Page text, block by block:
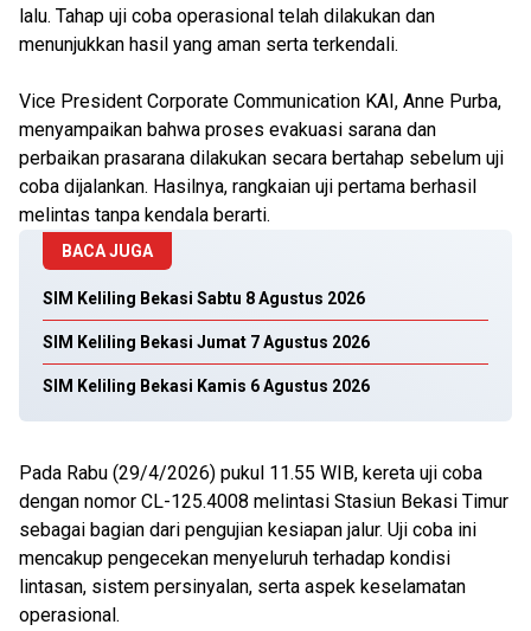
lalu. Tahap uji coba operasional telah dilakukan dan
menunjukkan hasil yang aman serta terkendali.
Vice President Corporate Communication KAI, Anne Purba,
menyampaikan bahwa proses evakuasi sarana dan
perbaikan prasarana dilakukan secara bertahap sebelum uji
coba dijalankan. Hasilnya, rangkaian uji pertama berhasil
melintas tanpa kendala berarti.
BACA JUGA
SIM Keliling Bekasi Sabtu 8 Agustus 2026
SIM Keliling Bekasi Jumat 7 Agustus 2026
SIM Keliling Bekasi Kamis 6 Agustus 2026
Pada Rabu (29/4/2026) pukul 11.55 WIB, kereta uji coba
dengan nomor CL-125.4008 melintasi Stasiun Bekasi Timur
sebagai bagian dari pengujian kesiapan jalur. Uji coba ini
mencakup pengecekan menyeluruh terhadap kondisi
lintasan, sistem persinyalan, serta aspek keselamatan
operasional.